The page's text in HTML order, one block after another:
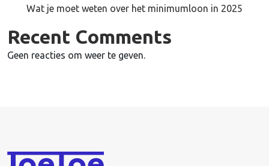
Wat je moet weten over het minimumloon in 2025
Recent Comments
Geen reacties om weer te geven.